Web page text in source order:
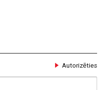
Autorizēties